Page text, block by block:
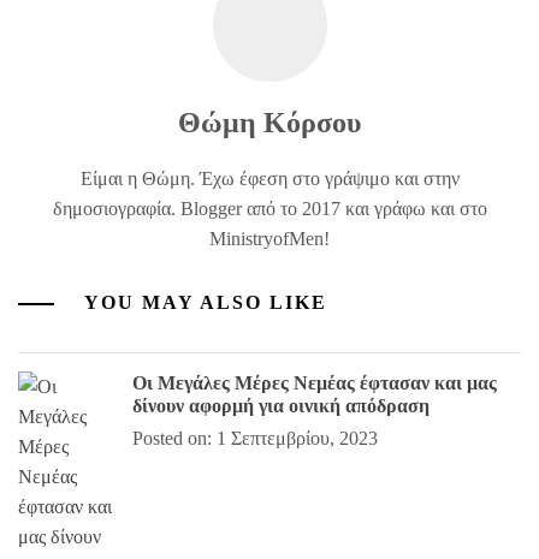
Θώμη Κόρσου
Είμαι η Θώμη. Έχω έφεση στο γράψιμο και στην
δημοσιογραφία. Blogger από το 2017 και γράφω και στο
MinistryofMen!
YOU MAY ALSO LIKE
Οι Μεγάλες Μέρες Νεμέας έφτασαν και μας
δίνουν αφορμή για οινική απόδραση
Posted on: 1 Σεπτεμβρίου, 2023